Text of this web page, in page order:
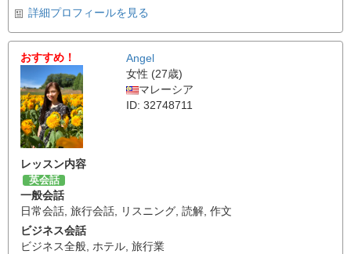
詳細プロフィールを見る
おすすめ！
Angel
女性 (27歳)
マレーシア
ID: 32748711
レッスン内容
英会話
一般会話
日常会話, 旅行会話, リスニング, 読解, 作文
ビジネス会話
ビジネス全般, ホテル, 旅行業